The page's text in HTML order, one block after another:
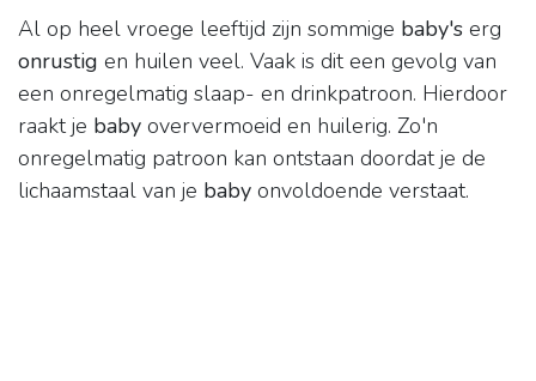
Al op heel vroege leeftijd zijn sommige baby's erg
onrustig en huilen veel. Vaak is dit een gevolg van
een onregelmatig slaap- en drinkpatroon. Hierdoor
raakt je baby oververmoeid en huilerig. Zo'n
onregelmatig patroon kan ontstaan doordat je de
lichaamstaal van je baby onvoldoende verstaat.